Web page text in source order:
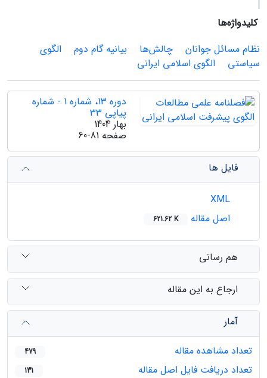
کلیدواژه‌ها
نظام مسائل جوانان
چالش‌ها بیانیه گام دوم
الگوی
سیاستی
الگوی اسلامی ایرانی
دوره 13، شماره 1 - شماره
پیاپی 33
بهار 1404
صفحه 60-81
فایل ها
اصل مقاله
621.62 K
هم رسانی
ارجاع به این مقاله
آمار
تعداد مشاهده مقاله
479
تعداد دریافت فایل اصل مقاله 131